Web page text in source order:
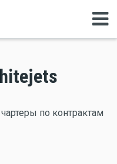
по контрактам